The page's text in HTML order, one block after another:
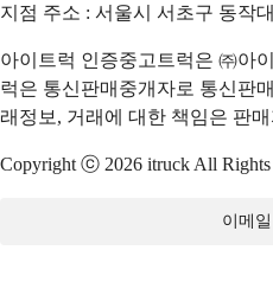
지점 주소 : 서울시 서초구 동작
아이트럭 인증중고트럭은 ㈜아
럭은 통신판매중개자로 통신판
래정보, 거래에 대한 책임은 판
Copyright ⓒ 2026 itruck All Rights
이메일